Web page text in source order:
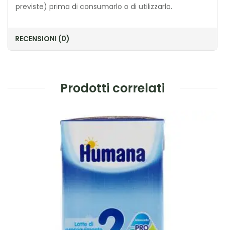
previste) prima di consumarlo o di utilizzarlo.
RECENSIONI (0)
Prodotti correlati